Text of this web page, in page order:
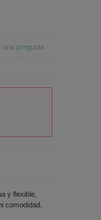
una pregunta
y flexible,
comodidad.